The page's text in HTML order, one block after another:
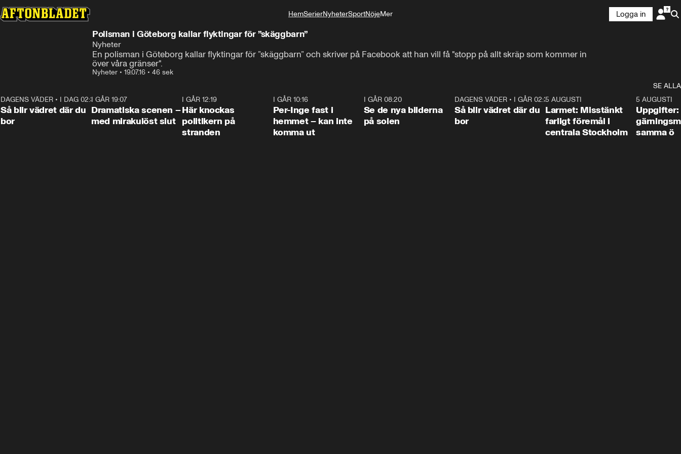
HemSerierNyheterSportNöjeMer
Logga in
Polisman i Göteborg kallar flyktingar för ”skäggbarn”
Nyheter
En polisman i Göteborg kallar flyktingar för ”skäggbarn” och skriver på Facebook att han vill få "stopp på allt skräp som kommer in
över våra gränser".
Nyheter • 19.07.16 • 46 sek
SE ALLA
1:06
DAGENS VÄDER • I DAG 02:30
Så blir vädret där du
bor
I GÅR 19:07
Dramatiska scenen –
med mirakulöst slut
I GÅR 12:19
Här knockas
politikern på
stranden
I GÅR 10:16
Per-Inge fast i
hemmet – kan inte
komma ut
I GÅR 08:20
Se de nya bilderna
på solen
1:06
DAGENS VÄDER• I GÅR 02:30
Så blir vädret där du
bor
0:35
5 AUGUSTI
Larmet: Misstänkt
farligt föremål i
centrala Stockholm
5 AUGUSTI
Uppgifter:
samma ö